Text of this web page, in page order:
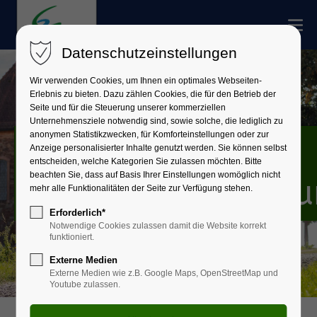
Trennungs- und
Datenschutzeinstellungen
Wir verwenden Cookies, um Ihnen ein optimales Webseiten-
Erlebnis zu bieten. Dazu zählen Cookies, die für den Betrieb der
Seite und für die Steuerung unserer kommerziellen
Unternehmensziele notwendig sind, sowie solche, die lediglich zu
anonymen Statistikzwecken, für Komforteinstellungen oder zur
Anzeige personalisierter Inhalte genutzt werden. Sie können selbst
entscheiden, welche Kategorien Sie zulassen möchten. Bitte
beachten Sie, dass auf Basis Ihrer Einstellungen womöglich nicht
mehr alle Funktionalitäten der Seite zur Verfügung stehen.
Erforderlich*
Notwendige Cookies zulassen damit die Website korrekt
funktioniert.
Externe Medien
Externe Medien wie z.B. Google Maps, OpenStreetMap und
Youtube zulassen.